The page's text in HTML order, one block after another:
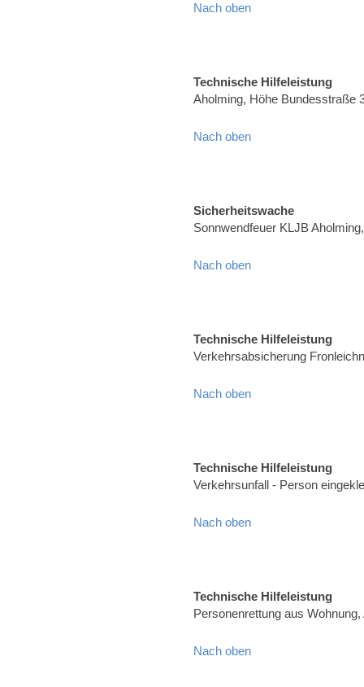
Nach oben
Technische Hilfeleistung
Aholming, Höhe Bundesstraße
Nach oben
Sicherheitswache
Sonnwendfeuer KLJB
Nach oben
Technische Hilfeleistung
Verkehrsabsicherung
Nach oben
Technische Hilfeleistung
Verkehrsunfall - Person
Nach oben
Technische Hilfeleistung
Personenrettung aus
Nach oben